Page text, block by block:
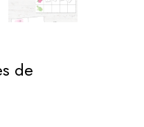
de